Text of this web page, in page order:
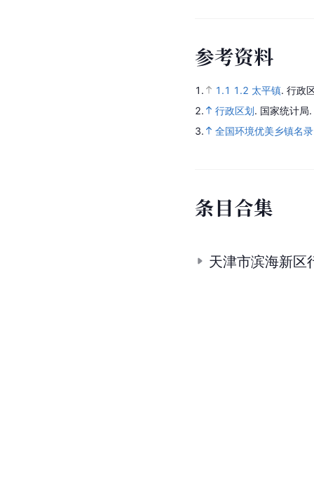
参考资料
1. 1.1 1.2 太平镇. 行政
2.
行政区划. 国家统计局.
3.
全国环境优美乡镇名录
条目合集
天津市滨海新区